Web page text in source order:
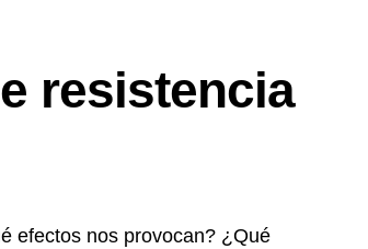
mandar un mail a
de Decí MU
resistencia
efectos nos provocan? ¿Qué